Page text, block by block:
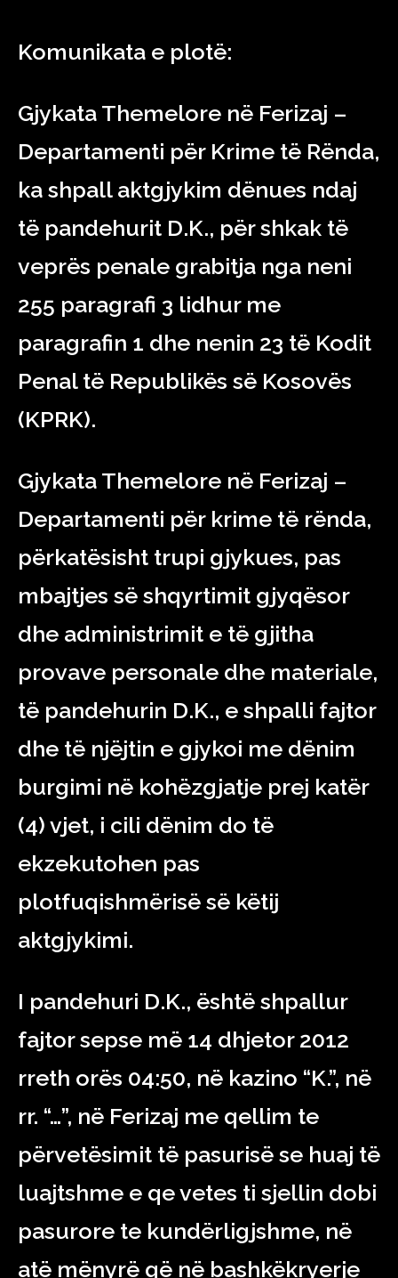
Komunikata e plotë:
Gjykata Themelore në Ferizaj –
Departamenti për Krime të Rënda,
ka shpall aktgjykim dënues ndaj
të pandehurit D.K., për shkak të
veprës penale grabitja nga neni
255 paragrafi 3 lidhur me
paragrafin 1 dhe nenin 23 të Kodit
Penal të Republikës së Kosovës
(KPRK).
Gjykata Themelore në Ferizaj –
Departamenti për krime të rënda,
përkatësisht trupi gjykues, pas
mbajtjes së shqyrtimit gjyqësor
dhe administrimit e të gjitha
provave personale dhe materiale,
të pandehurin D.K., e shpalli fajtor
dhe të njëjtin e gjykoi me dënim
burgimi në kohëzgjatje prej katër
(4) vjet, i cili dënim do të
ekzekutohen pas
plotfuqishmërisë së këtij
aktgjykimi.
I pandehuri D.K., është shpallur
fajtor sepse më 14 dhjetor 2012
rreth orës 04:50, në kazino “K.”, në
rr. “…”, në Ferizaj me qellim te
përvetësimit të pasurisë se huaj të
luajtshme e qe vetes ti sjellin dobi
pasurore te kundërligjshme, në
atë mënyrë që në bashkëkryerje